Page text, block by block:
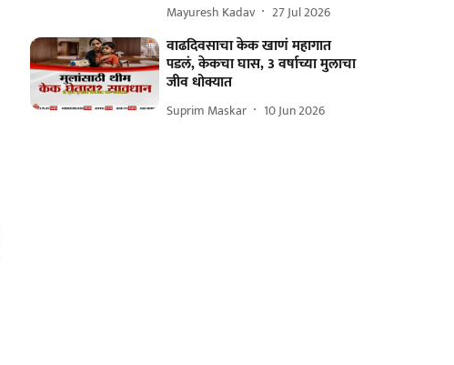
Mayuresh Kadav 27 Jul 2026
वाढदिवसाचा केक खाणं महागात
पडलं, केकचा घास, 3 वर्षाच्या मुलाचा
जीव धोक्यात
Suprim Maskar 10 Jun 2026